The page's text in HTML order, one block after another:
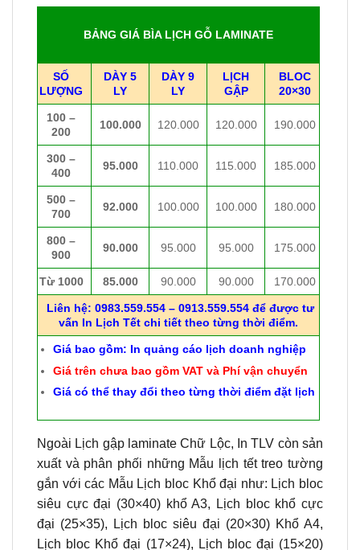
BẢNG GIÁ BÌA LỊCH GỖ LAMINATE
SỐ
LƯỢNG
DÀY 5
LY
DÀY 9
LY
LỊCH
GẬP
BLOC
20×30
100 –
200
100.000 120.000 120.000 190.000
300 –
400
95.000 110.000 115.000 185.000
500 –
700
92.000 100.000 100.000 180.000
800 –
900
90.000 95.000 95.000 175.000
Từ 1000 85.000 90.000 90.000 170.000
Liên hệ: 0983.559.554 – 0913.559.554 để được tư
vấn In Lịch Tết chi tiết theo từng thời điểm.
Giá bao gồm: In quảng cáo lịch doanh nghiệp
Giá trên chưa bao gồm VAT và Phí vận chuyển
Giá có thể thay đổi theo từng thời điểm đặt lịch
Ngoài Lịch gập laminate Chữ Lộc, In TLV còn sản
xuất và phân phối những Mẫu lịch tết treo tường
gắn với các Mẫu Lịch bloc Khổ đại như: Lịch bloc
siêu cực đại (30×40) khổ A3, Lịch bloc khổ cực
đại (25×35), Lịch bloc siêu đại (20×30) Khổ A4,
Lịch bloc Khổ đại (17×24), Lịch bloc đại (15×20)